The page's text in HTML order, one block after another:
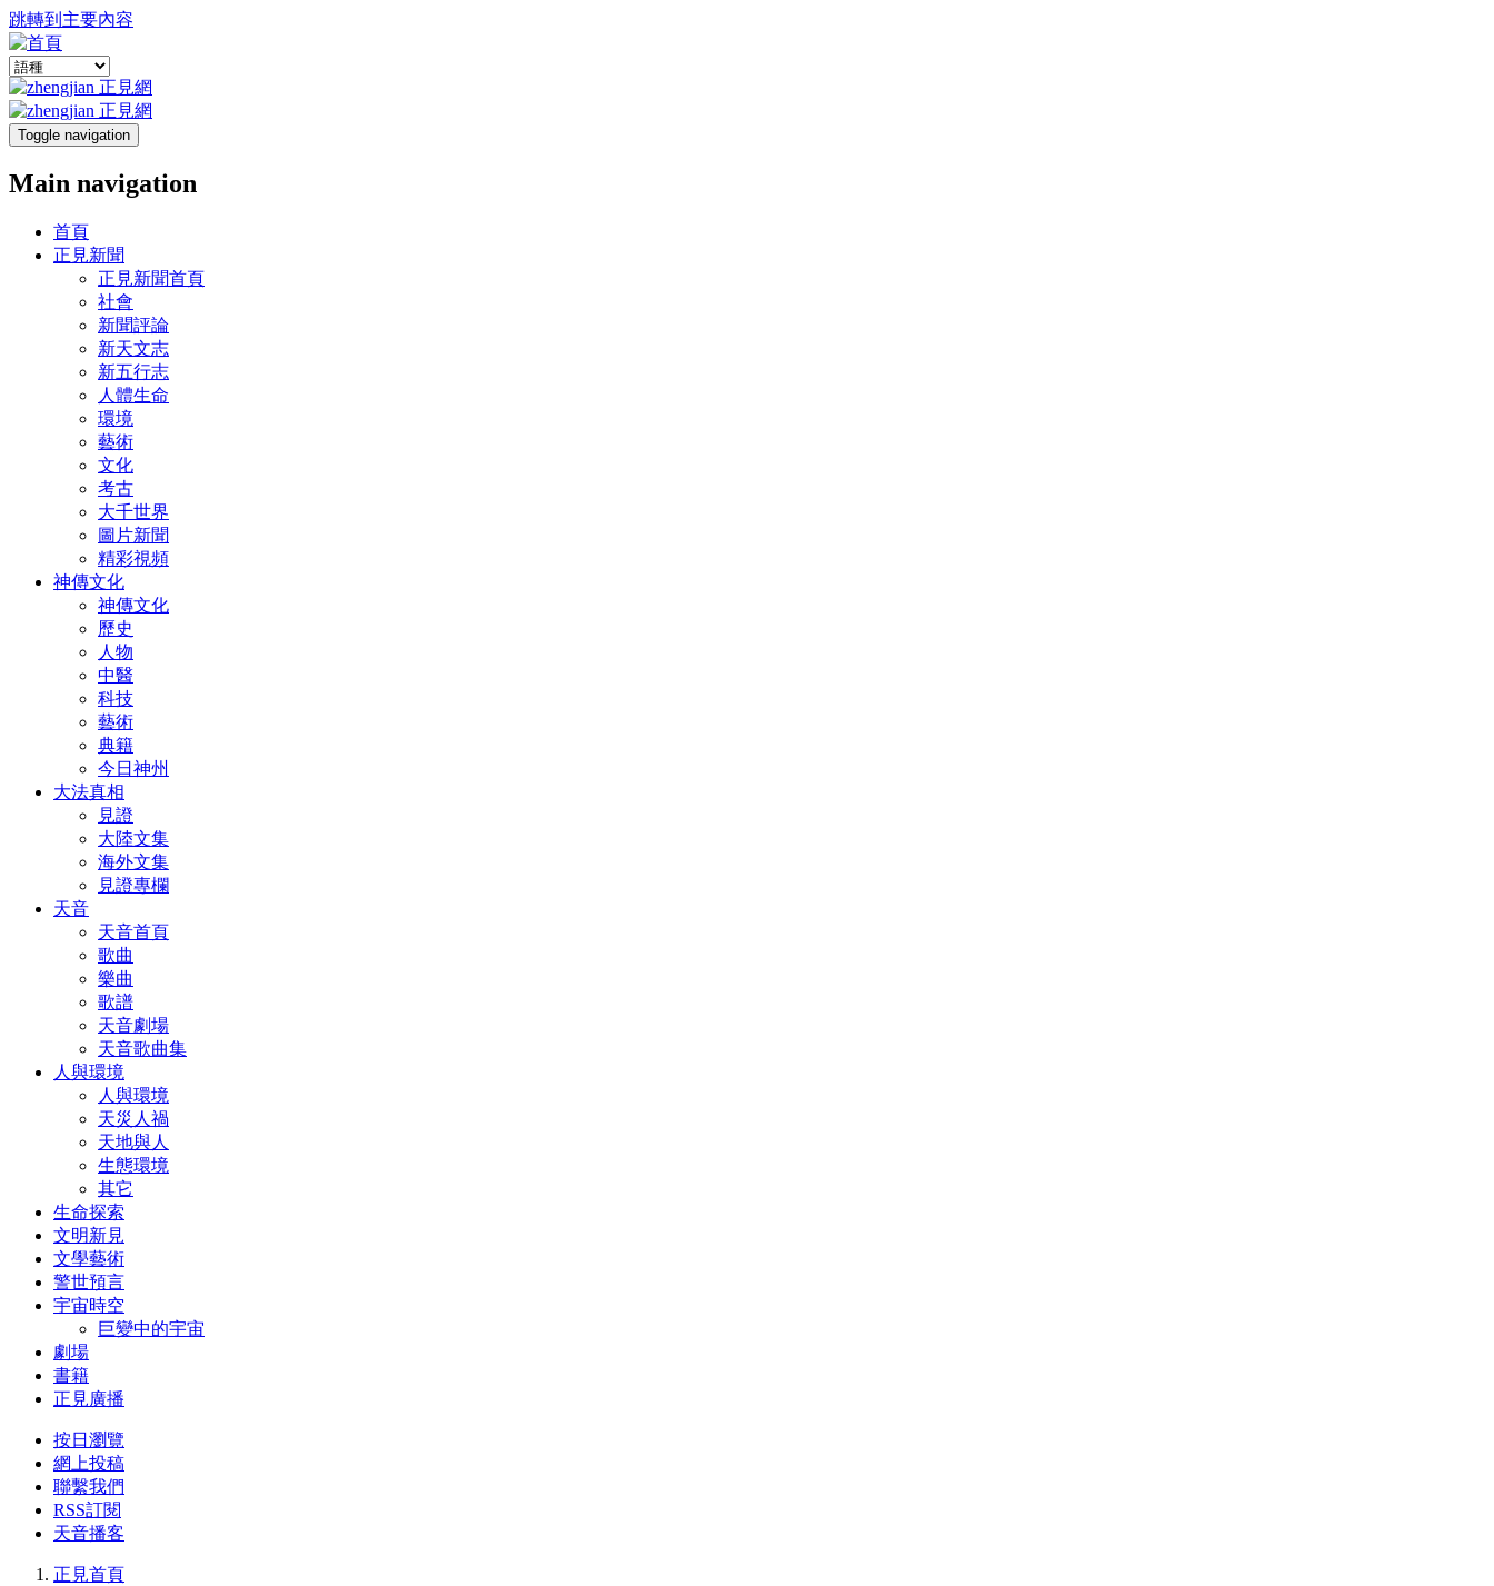
跳轉到主要內容
Toggle navigation
Main navigation
首頁
正見新聞
正見新聞首頁
社會
新聞評論
新天文志
新五行志
人體生命
環境
藝術
文化
考古
大千世界
圖片新聞
精彩視頻
神傳文化
神傳文化
歷史
人物
中醫
科技
藝術
典籍
今日神州
大法真相
見證
大陸文集
海外文集
見證專欄
天音
天音首頁
歌曲
樂曲
歌譜
天音劇場
天音歌曲集
人與環境
人與環境
天災人禍
天地與人
生態環境
其它
生命探索
文明新見
文學藝術
警世預言
宇宙時空
巨變中的宇宙
劇場
書籍
正見廣播
按日瀏覽
網上投稿
聯繫我們
RSS訂閱
天音播客
正見首頁